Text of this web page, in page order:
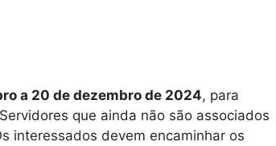
a 20 de dezembro de 2024, para
que ainda não são associados
interessados devem encaminhar os